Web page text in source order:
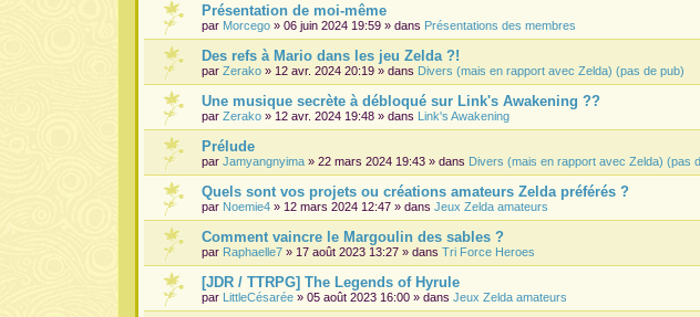
Présentation de moi-même
par Morcego » 06 juin 2024 19:59 » dans Présentations des membres
Des refs à Mario dans les jeu Zelda ?!
par Zerako » 12 avr. 2024 20:19 » dans Divers (mais en rapport avec Zelda) (pas de pub)
Une musique secrète à débloqué sur Link's Awakening ??
par Zerako » 12 avr. 2024 19:48 » dans Link's Awakening
Prélude
par Jamyangnyima » 22 mars 2024 19:43 » dans Divers (mais en rapport avec Zelda) (pas
Quels sont vos projets ou créations amateurs Zelda préférés ?
par Noemie4 » 12 mars 2024 12:47 » dans Jeux Zelda amateurs
Comment vaincre le Margoulin des sables ?
par Raphaelle7 » 17 août 2023 13:27 » dans Tri Force Heroes
[JDR / TTRPG] The Legends of Hyrule
par LittleCésarée » 05 août 2023 16:00 » dans Jeux Zelda amateurs